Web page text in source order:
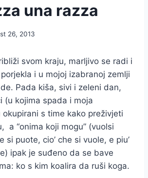
una razza
26, 2013
svom kraju, marljivo se radi i
i u mojoj izabranoj zemlji
Pada kiša, sivi i zeleni dan,
(u kojima spada i moja
okupirani s time kako preživjeti
a “onima koji mogu” (vuolsi
si puote, cio’ che si vuole, e piu’
ipak je suđeno da se bave
ko s kim koalira da ruši koga.